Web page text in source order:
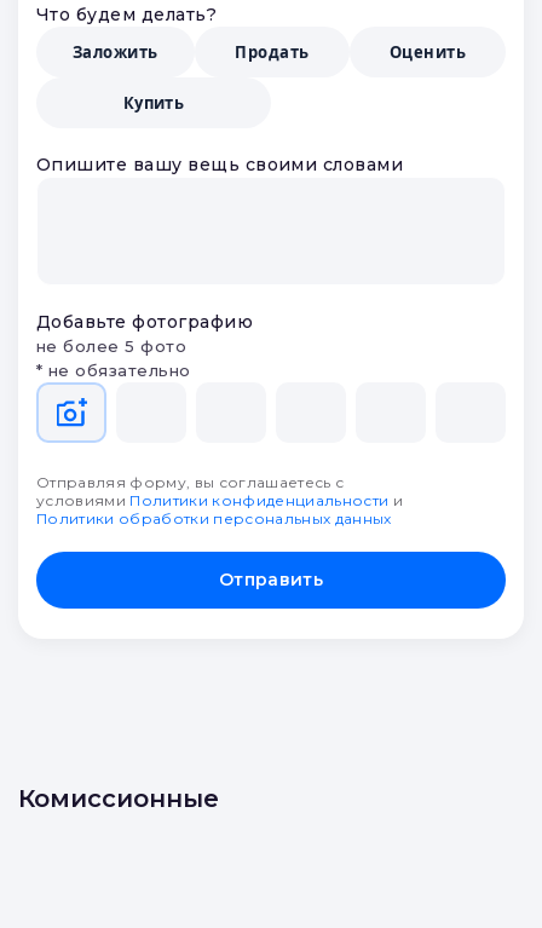
Что будем делать?
Заложить
Продать Оценить
Купить
Опишите вашу вещь своими словами
Добавьте фотографию
не более 5 фото
* не обязательно
Отправляя форму, вы соглашаетесь с
условиями Политики конфиденциальности и
Политики обработки персональных данных
Отправить
Комиссионные